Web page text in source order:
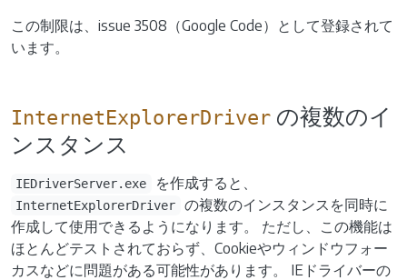
この制限は、issue 3508（Google Code）として登録されて
います。
InternetExplorerDriver の複数のイ
ンスタンス
IEDriverServer.exe を作成すると、
InternetExplorerDriver
の複数のインスタンスを同時に
作成して使用できるようになります。 ただし、この機能は
ほとんどテストされておらず、Cookieやウィンドウフォー
カスなどに問題がある可能性があります。 IEドライバーの